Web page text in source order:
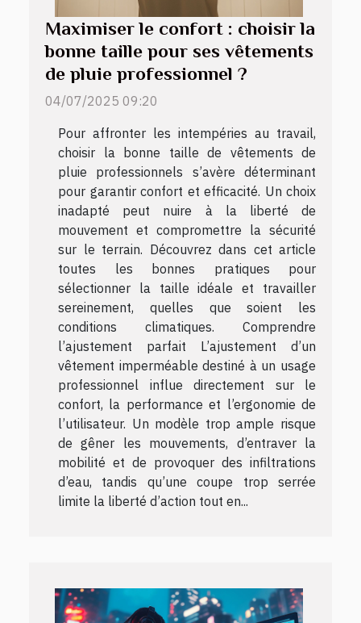
Maximiser le confort : choisir la
bonne taille pour ses vêtements
de pluie professionnel ?
04/07/2025 09:20
Pour affronter les intempéries au travail,
choisir la bonne taille de vêtements de
pluie professionnels s’avère déterminant
pour garantir confort et efficacité. Un choix
inadapté peut nuire à la liberté de
mouvement et compromettre la sécurité
sur le terrain. Découvrez dans cet article
toutes les bonnes pratiques pour
sélectionner la taille idéale et travailler
sereinement, quelles que soient les
conditions climatiques. Comprendre
l’ajustement parfait L’ajustement d’un
vêtement imperméable destiné à un usage
professionnel influe directement sur le
confort, la performance et l’ergonomie de
l’utilisateur. Un modèle trop ample risque
de gêner les mouvements, d’entraver la
mobilité et de provoquer des infiltrations
d’eau, tandis qu’une coupe trop serrée
limite la liberté d’action tout en...